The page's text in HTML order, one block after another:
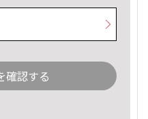
確認する